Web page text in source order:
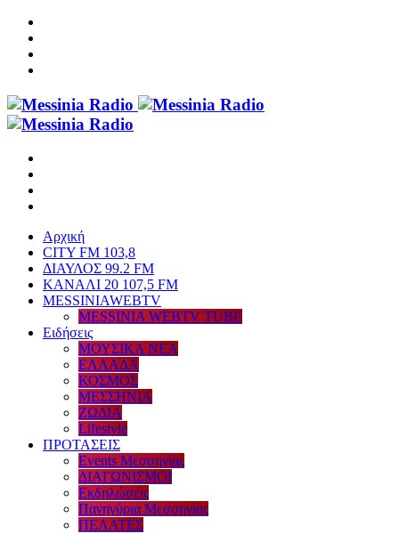
Αρχική
CITY FM 103,8
ΔΙΑΥΛΟΣ 99.2 FM
ΚΑΝΑΛΙ 20 107,5 FM
MESSINIAWEBTV
MESSINIA WEBTV TUBE
Eιδήσεις
ΜΟΥΣΙΚΑ ΝΕΑ
ΕΛΛΑΔΑ
ΚΟΣΜΟΣ
ΜΕΣΣΗΝΙΑ
ΖΩΔΙΑ
Lifestyle
ΠΡΟΤΑΣΕΙΣ
Events Μεσσηνίας
ΔΙΑΓΩΝΙΣΜΟΙ
Εκδηλώσεις
Πανηγύρια Μεσσηνίας
ΠΕΛΑΤΕΣ